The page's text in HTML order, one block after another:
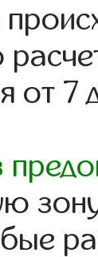
от 7